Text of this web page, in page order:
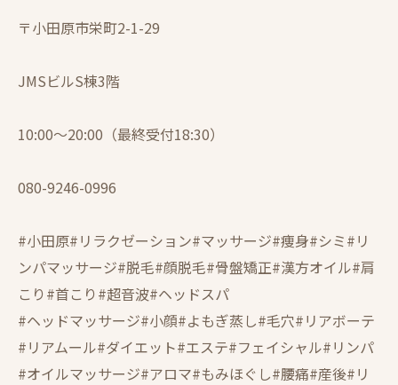
〒小田原市栄町2-1-29
JMSビルS棟3階
10:00〜20:00（最終受付18:30）
080-9246-0996
#小田原#リラクゼーション#マッサージ#痩身#シミ#リ
ンパマッサージ#脱毛#顔脱毛#骨盤矯正#漢方オイル#肩
こり#首こり#超音波#ヘッドスパ
#ヘッドマッサージ#小顔#よもぎ蒸し#毛穴#リアボーテ
#リアムール#ダイエット#エステ#フェイシャル#リンパ
#オイルマッサージ#アロマ#もみほぐし#腰痛#産後#リ